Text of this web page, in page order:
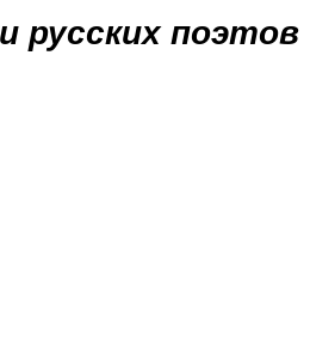
русских поэтов